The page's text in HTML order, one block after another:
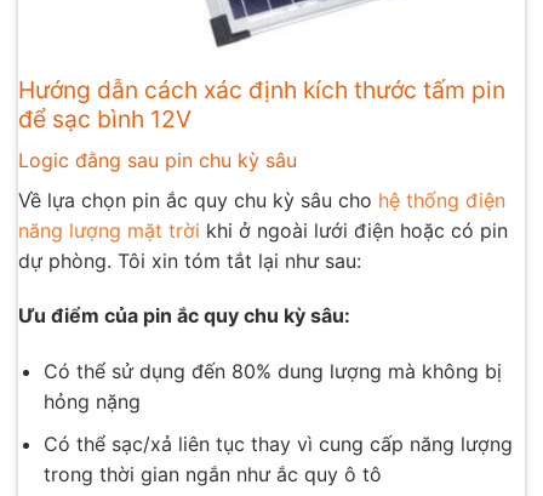
Hướng dẫn cách xác định kích thước tấm pin
để sạc bình 12V
Logic đằng sau pin chu kỳ sâu
Về lựa chọn pin ắc quy chu kỳ sâu cho hệ thống điện
năng lượng mặt trời khi ở ngoài lưới điện hoặc có pin
dự phòng. Tôi xin tóm tắt lại như sau:
Ưu điểm của pin ắc quy chu kỳ sâu:
Có thể sử dụng đến 80% dung lượng mà không bị
hỏng nặng
Có thể sạc/xả liên tục thay vì cung cấp năng lượng
trong thời gian ngắn như ắc quy ô tô